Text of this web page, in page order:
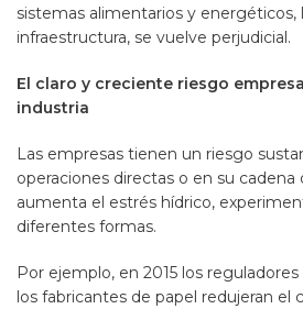
sistemas alimentarios y energéticos,
infraestructura, se vuelve perjudicial.
El claro y creciente riesgo
industria
Las empresas tienen un riesgo
operaciones directas o en su cadena
aumenta el estrés hídrico,
diferentes formas.
Por ejemplo, en 2015 los
los fabricantes de papel redujeran el